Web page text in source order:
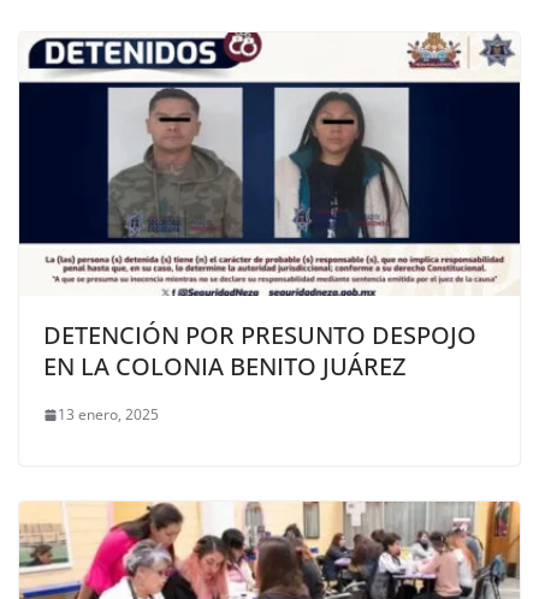
DETENCIÓN POR PRESUNTO DESPOJO
EN LA COLONIA BENITO JUÁREZ
13 enero, 2025